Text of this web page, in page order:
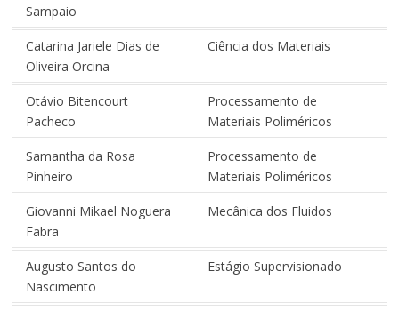
Sampaio
Catarina Jariele Dias de
Oliveira Orcina
Ciência dos Materiais
Otávio Bitencourt
Pacheco
Processamento de
Materiais Poliméricos
Samantha da Rosa
Pinheiro
Processamento de
Materiais Poliméricos
Giovanni Mikael Noguera
Fabra
Mecânica dos Fluidos
Augusto Santos do
Nascimento
Estágio Supervisionado